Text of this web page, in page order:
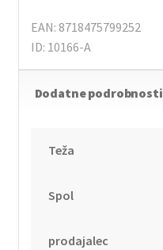
EAN: 8718475799252
ID: 10166-A
Dodatne podrobnosti
Teža
Spol
prodajalec